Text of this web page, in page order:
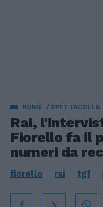
HOME SPETTACOLI &
Rai,
Fiorello fa il
numeri da
fiorello rai tg1